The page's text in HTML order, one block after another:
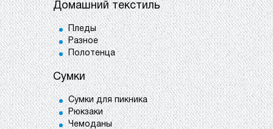
Домашний текстиль
Пледы
Разное
Полотенца
Сумки
Сумки для пикника
Рюкзаки
Чемоданы